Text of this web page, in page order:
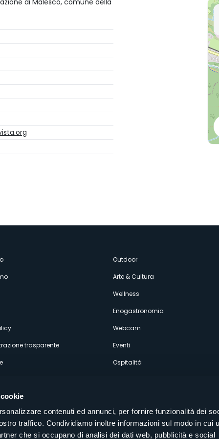
contenuti ed annunci, per fornire funzionalità dei
traffico. Condividiamo inoltre informazioni sul modo in cui
che si occupano di analisi dei dati web, pubblicità e social
di Malesco, comune della
trasparente
Outdoor
Arte & Cultura
Wellness
Enogastronomia
Webcam
Eventi
Ospitalità
Seguici sui nostri canali social